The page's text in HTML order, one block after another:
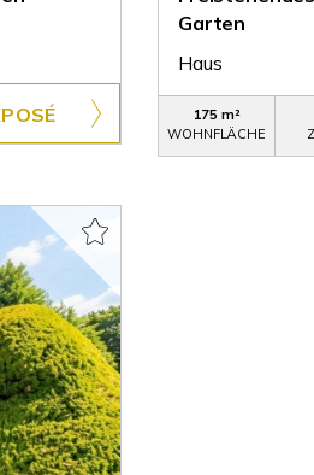
Garten
Haus
175 m²
WOHNFLÄCHE